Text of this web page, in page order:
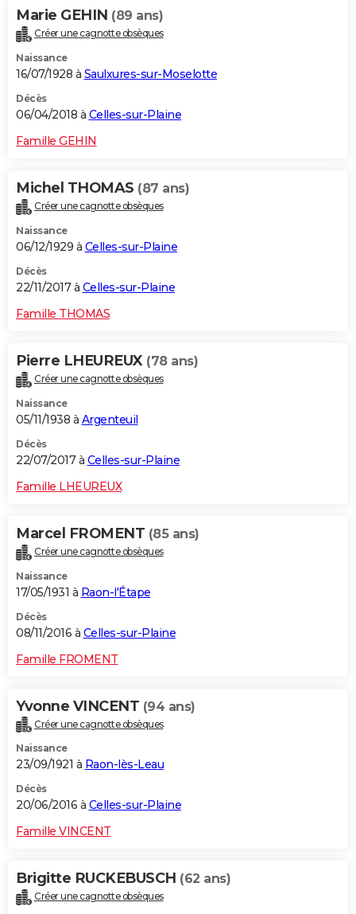
Marie GEHIN (89 ans)
Créer une cagnotte obsèques
Naissance
16/07/1928 à Saulxures-sur-Moselotte
Décès
06/04/2018 à Celles-sur-Plaine
Famille GEHIN
Michel THOMAS (87 ans)
Créer une cagnotte obsèques
Naissance
06/12/1929 à Celles-sur-Plaine
Décès
22/11/2017 à Celles-sur-Plaine
Famille THOMAS
Pierre LHEUREUX (78 ans)
Créer une cagnotte obsèques
Naissance
05/11/1938 à Argenteuil
Décès
22/07/2017 à Celles-sur-Plaine
Famille LHEUREUX
Marcel FROMENT (85 ans)
Créer une cagnotte obsèques
Naissance
17/05/1931 à Raon-l'Étape
Décès
08/11/2016 à Celles-sur-Plaine
Famille FROMENT
Yvonne VINCENT (94 ans)
Créer une cagnotte obsèques
Naissance
23/09/1921 à Raon-lès-Leau
Décès
20/06/2016 à Celles-sur-Plaine
Famille VINCENT
Brigitte RUCKEBUSCH (62 ans)
Créer une cagnotte obsèques